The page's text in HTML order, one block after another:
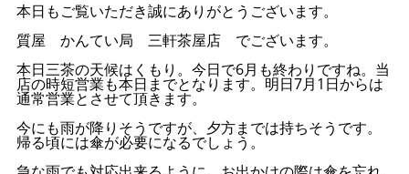
本日もご覧いただき誠にありがとうございます。
質屋 かんてい局 三軒茶屋店 でございます。
本日三茶の天候はくもり。今日で6月も終わりですね。当
店の時短営業も本日までとなります。明日7月1日からは
通常営業とさせて頂きます。
今にも雨が降りそうですが、夕方までは持ちそうです。
帰る頃には傘が必要になるでしょう。